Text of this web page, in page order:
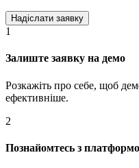
1
Залиште заявку на демо
Розкажіть про себе, щоб
ефективніше.
2
Познайомтесь з